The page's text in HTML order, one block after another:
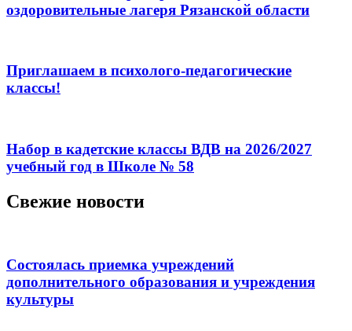
оздоровительные лагеря Рязанской области
Приглашаем в психолого-педагогические
классы!
Набор в кадетские классы ВДВ на 2026/2027
учебный год в Школе № 58
Свежие новости
Состоялась приемка учреждений
дополнительного образования и учреждения
культуры